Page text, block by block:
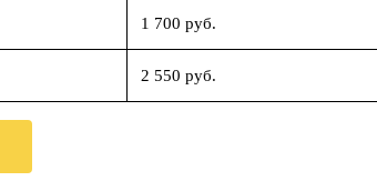
1 700 руб.
2 550 руб.